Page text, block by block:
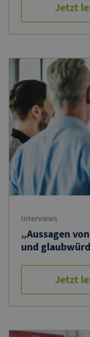
Jetzt
Interviews
„Aussagen
und
Jetzt